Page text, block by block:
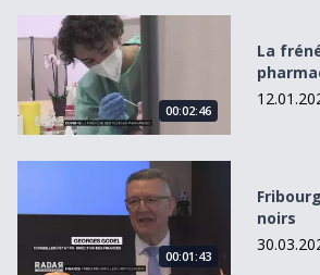
La frénésie des tests en pharmacies
00:02:46
La
Fribourg dans les chiffres noirs
00:01:43
noirs